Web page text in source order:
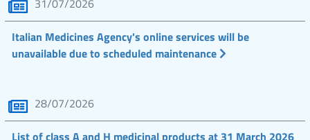
31/07/2026
Italian Medicines Agency's online services will be
unavailable due to scheduled maintenance
28/07/2026